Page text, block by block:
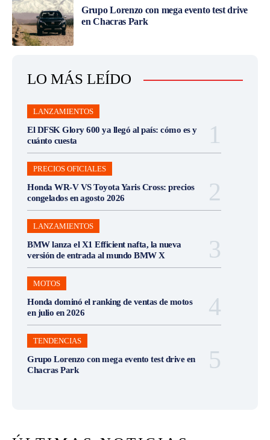
Grupo Lorenzo con mega evento test drive
en Chacras Park
LO MÁS LEÍDO
LANZAMIENTOS
El DFSK Glory 600 ya llegó al país: cómo es y
cuánto cuesta
PRECIOS OFICIALES
Honda WR-V VS Toyota Yaris Cross: precios
congelados en agosto 2026
LANZAMIENTOS
BMW lanza el X1 Efficient nafta, la nueva
versión de entrada al mundo BMW X
MOTOS
Honda dominó el ranking de ventas de motos
en julio en 2026
TENDENCIAS
Grupo Lorenzo con mega evento test drive en
Chacras Park